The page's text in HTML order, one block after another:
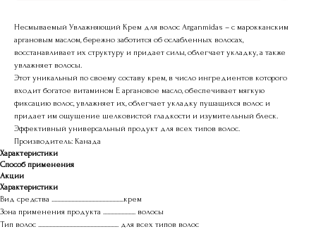
Несмываемый Увлажняющий Крем для волос Arganmidas – с марокканским
аргановым маслом, бережно заботится об ослабленных волосах,
восстанавливает их структуру и придает силы, облегчает укладку, а также
увлажняет волосы.
Этот уникальный по своему составу крем, в число ингредиентов которого
входит богатое витамином Е аргановое масло, обеспечивает мягкую
фиксацию волос, увлажняет их, облегчает укладку пушащихся волос и
придает им ощущение шелковистой гладкости и изумительный блеск.
Эффективный универсальный продукт для всех типов волос.
Производитель: Канада
Характеристики
Способ применения
Акции
Характеристики
Вид средства ...................................................крем
Зона применения продукта ....................... волосы
Тип волос ......................................................... для всех типов волос